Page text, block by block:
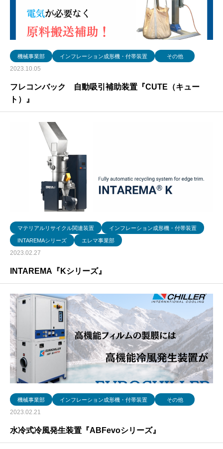
機械事業部 インフレーション成形機・付帯装置 その他
2023.10.05
フレコンバック 自動吸引補助装置『CUTE（キュー
ト）』
マテリアルリサイクル関連装置 インフレーション成形機・付帯装置
INTAREMAシリーズ エレマ事業部
2023.02.27
INTAREMA『Kシリーズ』
機械事業部 インフレーション成形機・付帯装置 その他
2023.02.21
水冷式冷風発生装置『ABFevoシリーズ』